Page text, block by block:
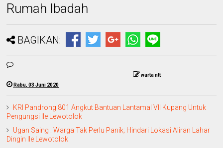
Rumah Ibadah
BAGIKAN:
warta ntt
Rabu, 03 Juni 2020
KRI Pandrong 801 Angkut Bantuan Lantamal VII Kupang Untuk
Pengungsi Ile Lewotolok
Ugan Saing : Warga Tak Perlu Panik; Hindari Lokasi Aliran Lahar
Dingin Ile Lewotolok